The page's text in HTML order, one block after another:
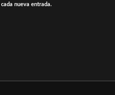
nueva entrada.